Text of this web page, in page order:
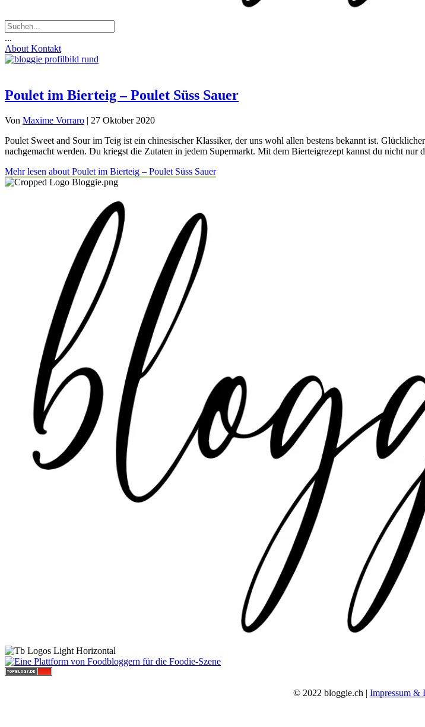
...
About Kontakt
Poulet im Bierteig – Poulet Süss Sauer
Von Maxime Vorraro | 27 Oktober 2020
Poulet Sweet and Sour im Teig ist ein chinesischer Klassiker, der uns wohl allen bestens bekannt ist.
nachgemacht werden. Du kriegst die Zutaten in jedem Supermarkt. Mit dem Bierteigrezept kannst du nicht nur
Mehr lesen about Poulet im Bierteig – Poulet Süss Sauer
© 2022 bloggie.ch | Impressum &